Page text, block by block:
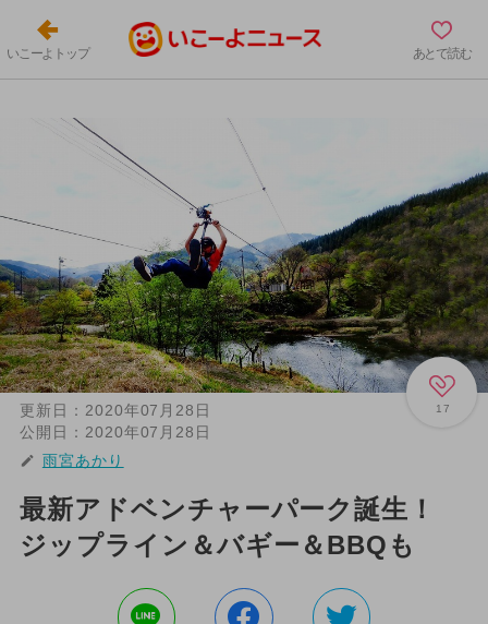
いこーよトップ あとで読む
17
更新日： 2020年07月28日
公開日： 2020年07月28日
雨宮あかり
最新アドベンチャーパーク誕生！
ジップライン＆バギー＆BBQも